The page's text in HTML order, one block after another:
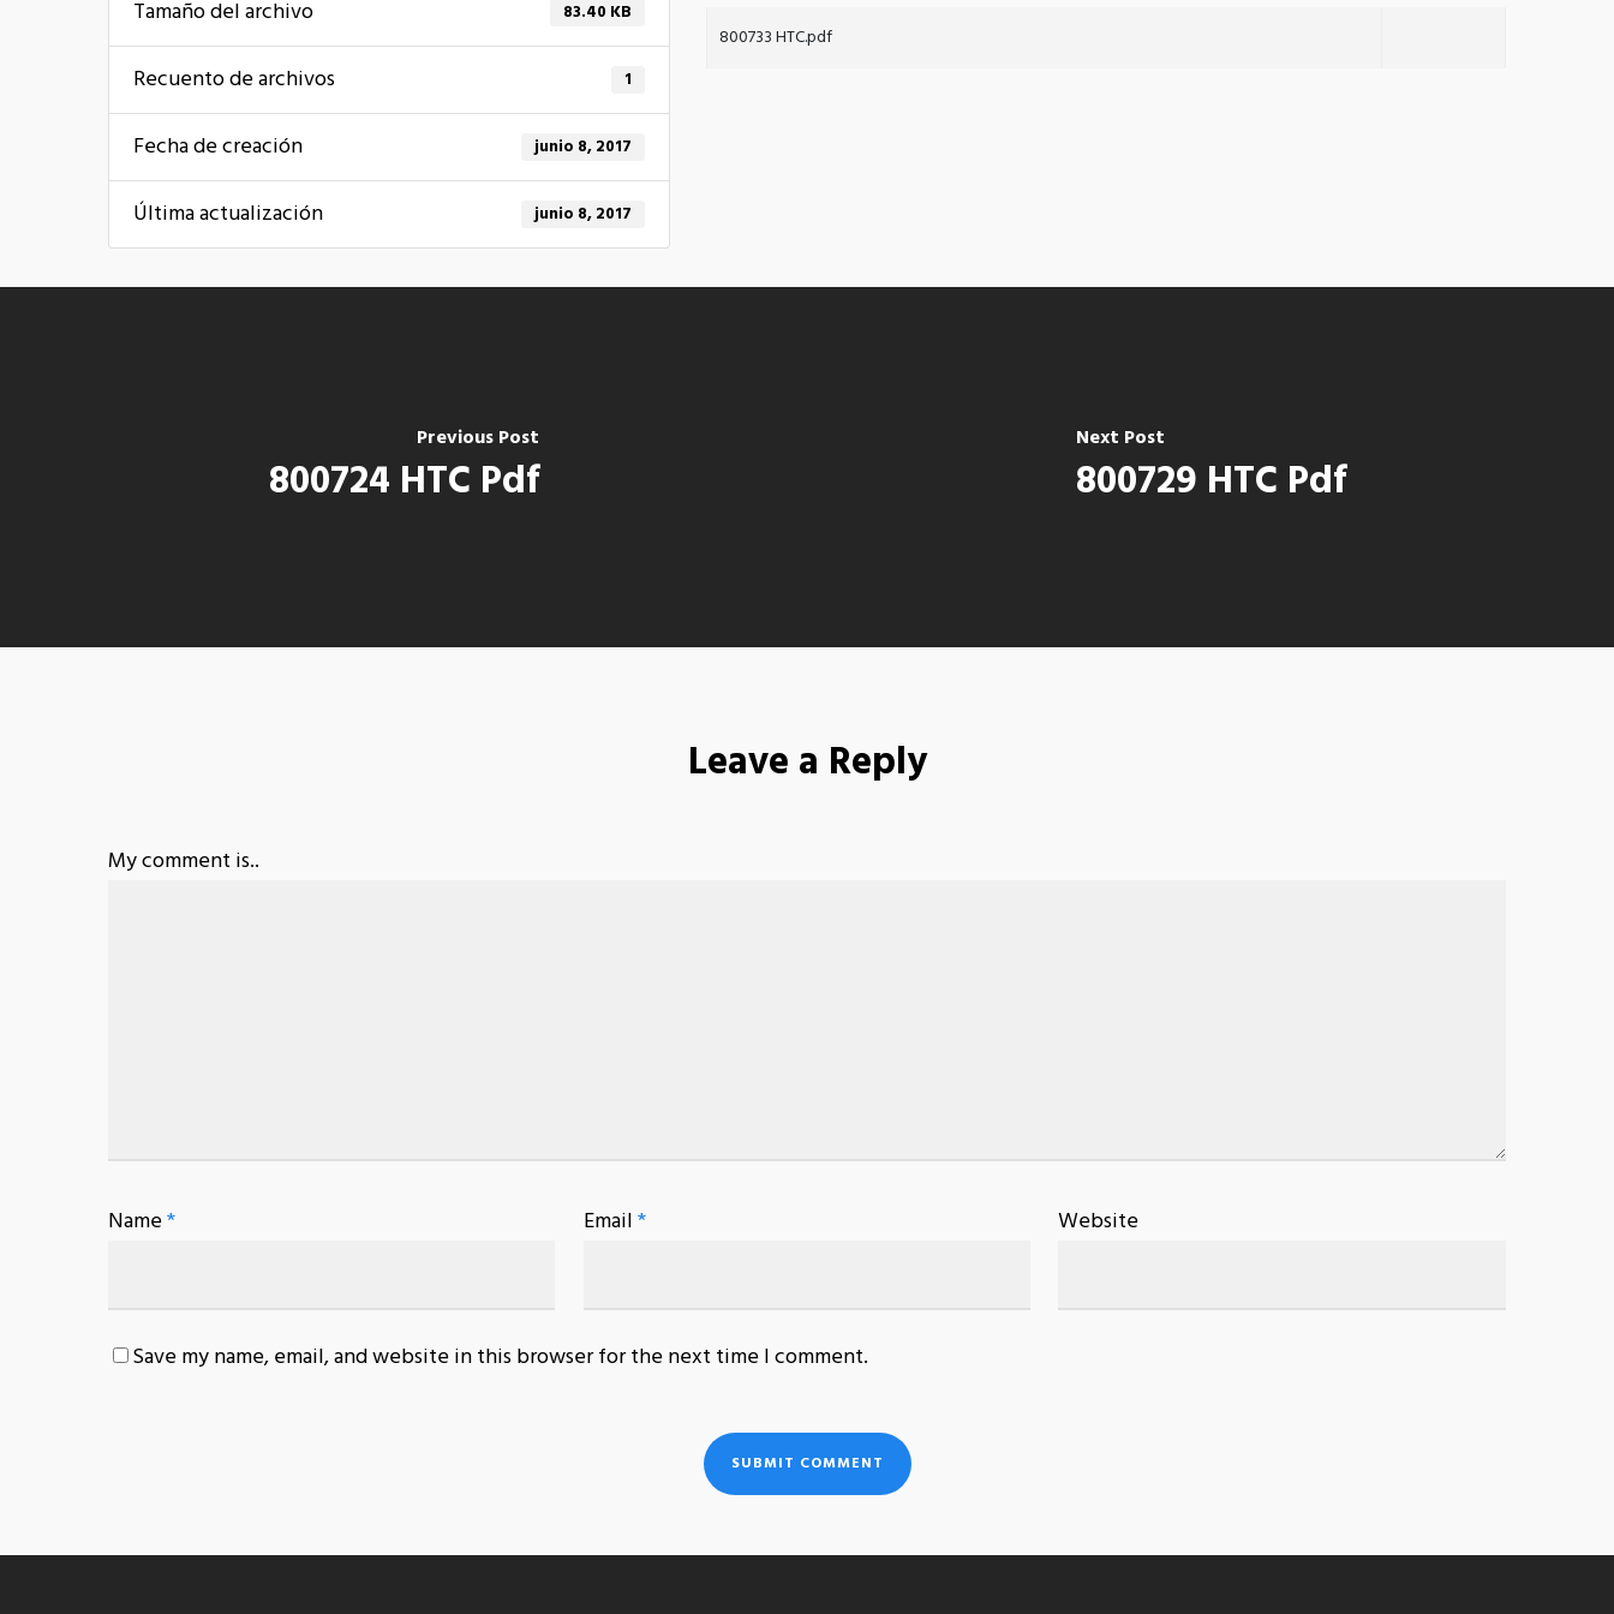
Tamaño del archivo 83.40 KB
Recuento de archivos 1
Fecha de creación junio 8, 2017
Última actualización junio 8, 2017
800733 HTC.pdf
Previous Post
800724 HTC Pdf
Next Post
800729 HTC Pdf
Leave a Reply
My comment is..
Name* Email* Website
Save my name, email, and website in this browser for the next time I comment.